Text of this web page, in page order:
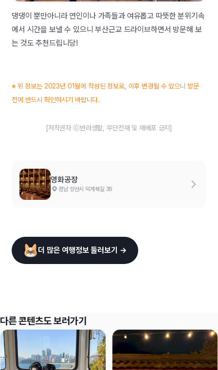
댕댕이 뿐만아니라 연인이나 가족들과 여유롭고 따뜻한 분위기속
에서 시간을 보낼 수 있으니 부산근교 드라이브하면서 방문해 보
는 것도 추천드립니당!
※ 위 정보는 2023년 01월에 작성된 정보로, 이후 변경될 수 있으니 방문
전에 반드시 확인하시기 바랍니다.
[저작권자 ⓒ반려생활, 무단전재 및 재배포 금지]
영화공장
경남 양산시 덕계북길 35
더 많은 여행정보 둘러보기 →
다른 콘텐츠도 보러가기